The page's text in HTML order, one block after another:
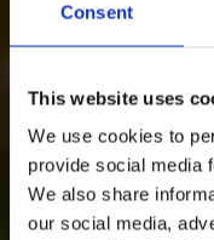
Consent
This website uses
We use cookies to
provide social media
We also share
our social media,